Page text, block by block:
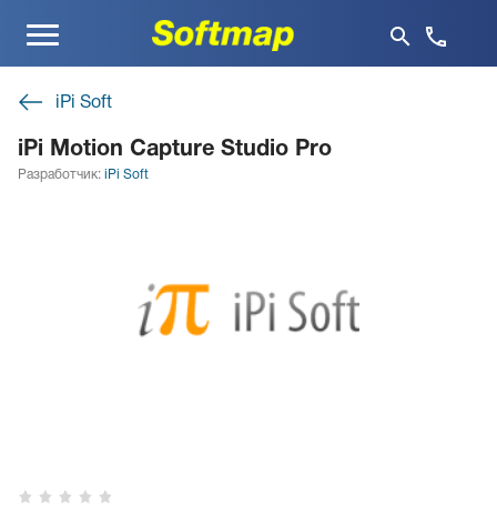
Меню
iPi Soft
iPi Motion Capture Studio Pro
Разработчик: iPi Soft